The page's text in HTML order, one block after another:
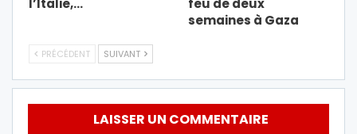
l’Italie,…
feu de deux
semaines à Gaza
PRÉCÉDENT SUIVANT
LAISSER UN COMMENTAIRE